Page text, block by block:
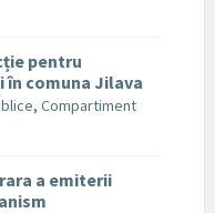
pentru
comuna Jilava
, Compartiment
a emiterii